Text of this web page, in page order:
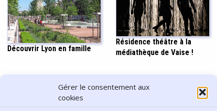
Gérer le consentement aux
cookies
Découvrir Lyon en famille
Résidence théâtre à la
médiathèque de Vaise !
PARTAGER CET ARTICLE